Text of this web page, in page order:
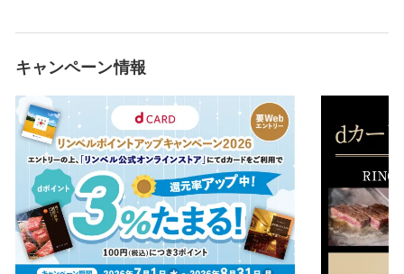
キャンペーン情報